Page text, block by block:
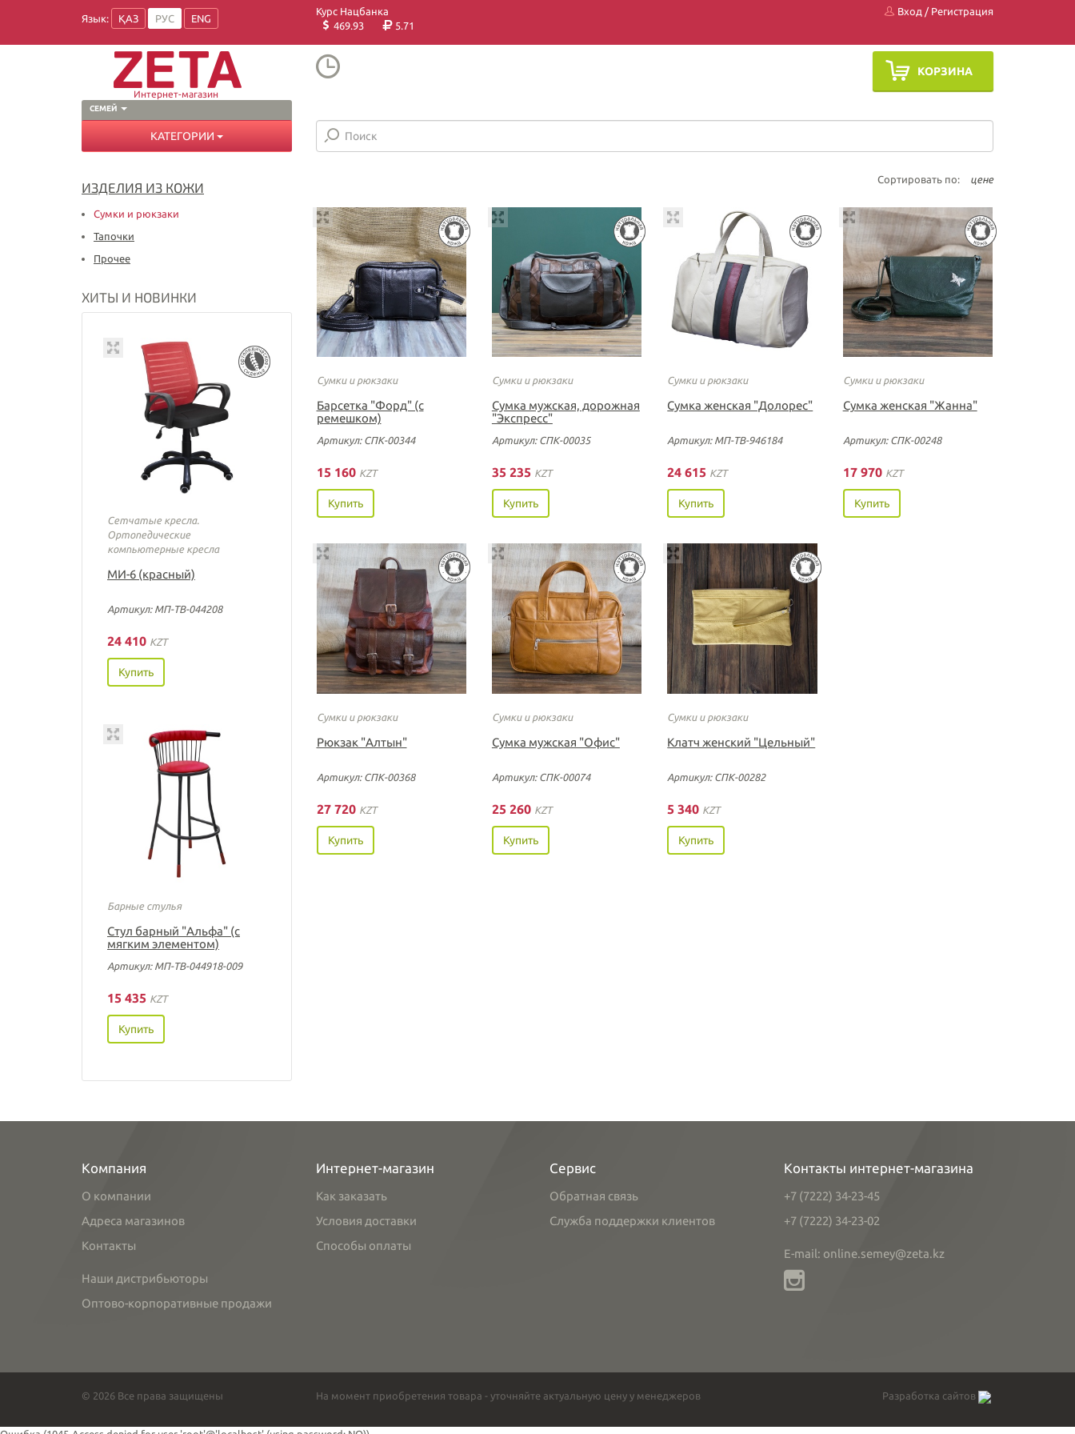
Язык: ҚАЗ РУС ENG
Курс Нацбанка
469.93
5.71
Вход / Регистрация
СЕМЕЙ
Интернет-магазин
КОРЗИНА
КАТЕГОРИИ
ИЗДЕЛИЯ ИЗ КОЖИ
Сумки и рюкзаки
Тапочки
Прочее
ХИТЫ И НОВИНКИ
Сетчатые кресла.
Ортопедические
компьютерные кресла
МИ-6 (красный)
Артикул: МП-ТВ-044208
24 410 KZT
Купить
Барные стулья
Стул барный "Альфа" (с
мягким элементом)
Артикул: МП-ТВ-044918-009
15 435 KZT
Купить
Сортировать по: цене
Сумки и рюкзаки
Барсетка "Форд" (с
ремешком)
Артикул: СПК-00344
15 160 KZT
Купить
Сумки и рюкзаки
Сумка мужская, дорожная
"Экспресс"
Артикул: СПК-00035
35 235 KZT
Купить
Сумки и рюкзаки
Сумка женская "Долорес"
Артикул: МП-ТВ-946184
24 615 KZT
Купить
Сумки и рюкзаки
Сумка женская "Жанна"
Артикул: СПК-00248
17 970 KZT
Купить
Сумки и рюкзаки
Рюкзак "Алтын"
Артикул: СПК-00368
27 720 KZT
Купить
Сумки и рюкзаки
Сумка мужская "Офис"
Артикул: СПК-00074
25 260 KZT
Купить
Сумки и рюкзаки
Клатч женский "Цельный"
Артикул: СПК-00282
5 340 KZT
Купить
Компания
О компании
Адреса магазинов
Контакты
Наши дистрибьюторы
Оптово-корпоративные продажи
Интернет-магазин
Как заказать
Условия доставки
Способы оплаты
Сервис
Обратная связь
Служба поддержки клиентов
Контакты интернет-магазина
+7 (7222) 34-23-45
+7 (7222) 34-23-02
E-mail: online.semey@zeta.kz
© 2026 Все права защищены На момент приобретения товара - уточняйте актуальную цену у менеджеров Разработка сайтов